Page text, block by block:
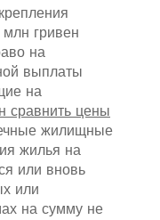
гривен
на
выплаты
на
сравнить цены
жилищные
жилья на
или вновь
или
на сумму не